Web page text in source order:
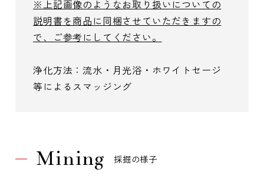
※上記画像のようなお取り扱いについての
説明書を商品に同梱させていただきますの
で、ご参考にしてください。
浄化方法：流水・月光浴・ホワイトセージ
等によるスマッジング
Mining 採掘の様子